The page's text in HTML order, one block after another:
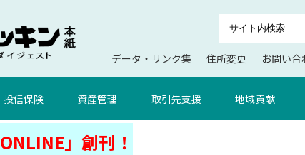
データ・リンク集 住所変更 お問い合
投信保険 資産管理 取引先支援 地域貢献
」創刊！